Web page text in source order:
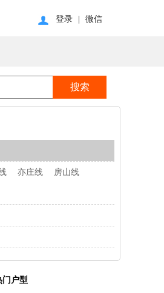
登录 微信
亦庄线 房山线
门户型